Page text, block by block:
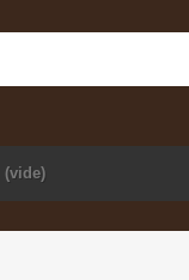
(vide)